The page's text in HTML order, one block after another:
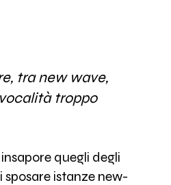
tra new wave,
troppo
quegli degli
istanze new-